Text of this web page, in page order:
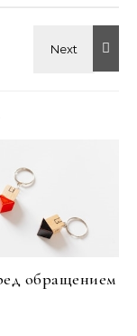
обращением